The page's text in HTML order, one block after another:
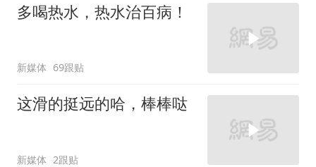
多喝热水，热水治百病！
新媒体 69跟贴
这滑的挺远的哈，棒棒哒
新媒体 2跟贴